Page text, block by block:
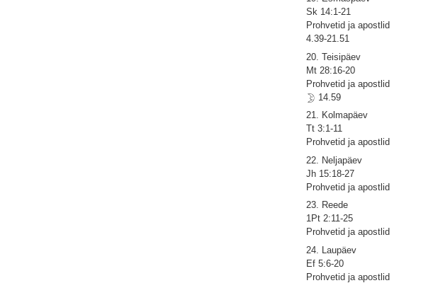
Sk 14:1-21
Prohvetid ja apostlid
4.39-21.51
20. Teisipäev
Mt 28:16-20
Prohvetid ja apostlid
14.59
21. Kolmapäev
Tt 3:1-11
Prohvetid ja apostlid
22. Neljapäev
Jh 15:18-27
Prohvetid ja apostlid
23. Reede
1Pt 2:11-25
Prohvetid ja apostlid
24. Laupäev
Ef 5:6-20
Prohvetid ja apostlid